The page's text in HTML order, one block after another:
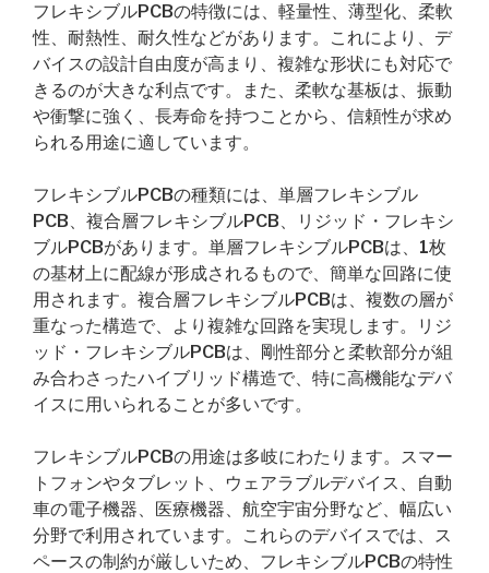
フレキシブルPCBの特徴には、軽量性、薄型化、柔軟
性、耐熱性、耐久性などがあります。これにより、デ
バイスの設計自由度が高まり、複雑な形状にも対応で
きるのが大きな利点です。また、柔軟な基板は、振動
や衝撃に強く、長寿命を持つことから、信頼性が求め
られる用途に適しています。
フレキシブルPCBの種類には、単層フレキシブル
PCB、複合層フレキシブルPCB、リジッド・フレキシ
ブルPCBがあります。単層フレキシブルPCBは、1枚
の基材上に配線が形成されるもので、簡単な回路に使
用されます。複合層フレキシブルPCBは、複数の層が
重なった構造で、より複雑な回路を実現します。リジ
ッド・フレキシブルPCBは、剛性部分と柔軟部分が組
み合わさったハイブリッド構造で、特に高機能なデバ
イスに用いられることが多いです。
フレキシブルPCBの用途は多岐にわたります。スマー
トフォンやタブレット、ウェアラブルデバイス、自動
車の電子機器、医療機器、航空宇宙分野など、幅広い
分野で利用されています。これらのデバイスでは、ス
ペースの制約が厳しいため、フレキシブルPCBの特性